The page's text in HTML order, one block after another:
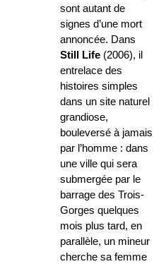
sont autant de
signes d’une mort
annoncée. Dans
Still Life (2006), il
entrelace des
histoires simples
dans un site naturel
grandiose,
bouleversé à jamais
par l’homme : dans
une ville qui sera
submergée par le
barrage des Trois-
Gorges quelques
mois plus tard, en
parallèle, un mineur
cherche sa femme